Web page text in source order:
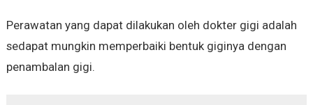
Perawatan yang dapat dilakukan oleh dokter gigi adalah
sedapat mungkin memperbaiki bentuk giginya dengan
penambalan gigi.